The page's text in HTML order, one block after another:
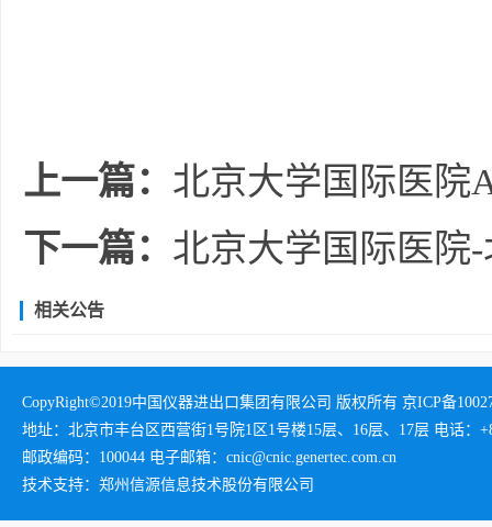
上一篇： 北京大学国际医院
下一篇： 北京大学国际医院
相关公告
CopyRight©2019中国仪器进出口集团有限公司 版权所有 京ICP备
地址：北京市丰台区西营街1号院1区1号楼15层、16层、17层 电话：
邮政编码：100044 电子邮箱：cnic@cnic.genertec.com.cn
技术支持：郑州信源信息技术股份有限公司